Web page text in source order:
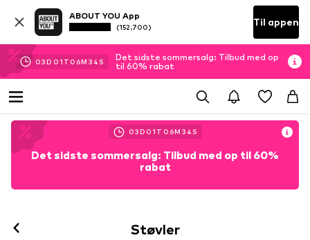
ABOUT YOU App
(152.700) Til appen
03D 01 T 06M 32 S
Det sidste sommersalg: Tilbud med op
til 60% rabat
03D 01 T 06M 32 S
Det sidste sommersalg: Tilbud med op til 60%
rabat
Støvler